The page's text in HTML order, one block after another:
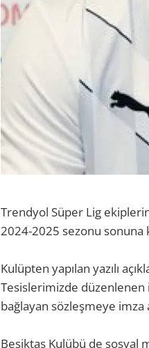
Trendyol Süper Lig
2024-2025 sezonu sonuna
Kulüpten yapılan yazılı
Tesislerimizde düzenlenen
bağlayan sözleşmeye imza
Beşiktaş Kulübü de sosyal